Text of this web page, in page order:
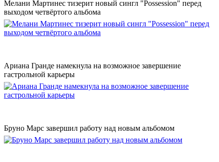
Мелани Мартинес тизерит новый сингл "Possession" перед
выходом четвёртого альбома
Ариана Гранде намекнула на возможное завершение
гастрольной карьеры
Бруно Марс завершил работу над новым альбомом